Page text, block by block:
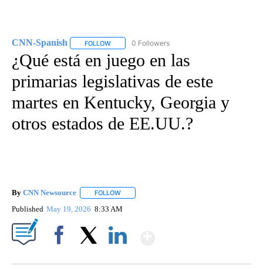
CNN-Spanish FOLLOW FOLLOW "CNN-SPANISH" TO RECEIVE
0 Followers
¿Qué está en juego en las
primarias legislativas de este
martes en Kentucky, Georgia y
otros estados de EE.UU.?
By CNN Newsource FOLLOW
Published May 19, 2026 8:33 AM